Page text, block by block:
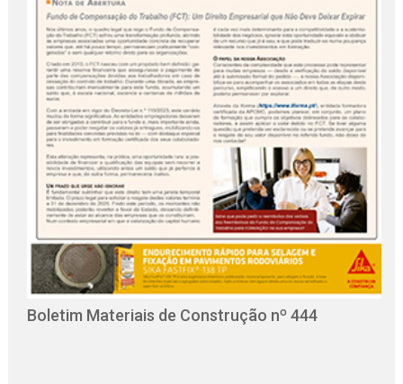
Boletim Materiais de Construção nº 444